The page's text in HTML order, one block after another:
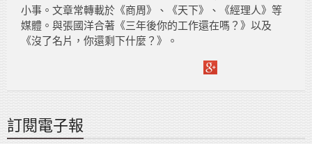
小事。文章常轉載於《商周》、《天下》、《經理人》等
媒體。與張國洋合著《三年後你的工作還在嗎？》以及
《沒了名片，你還剩下什麼？》。
訂閱電子報